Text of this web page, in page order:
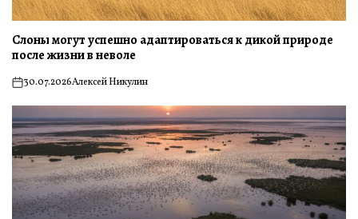
Слоны могут успешно адаптироваться к дикой природе
после жизни в неволе
on30.07.2026Алексей Никулин